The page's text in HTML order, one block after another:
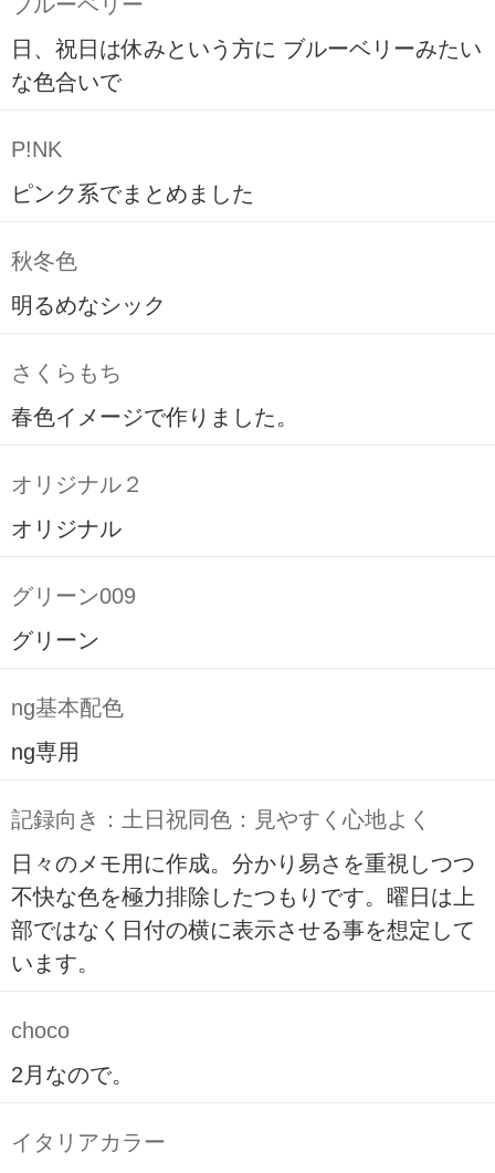
日、祝日は休みという方に ブルーベリーみたい
な色合いで
P!NK
ピンク系でまとめました
秋冬色
明るめなシック
さくらもち
春色イメージで作りました。
オリジナル２
オリジナル
グリーン009
グリーン
ng基本配色
ng専用
記録向き：土日祝同色：見やすく心地よく
日々のメモ用に作成。分かり易さを重視しつつ
不快な色を極力排除したつもりです。曜日は上
部ではなく日付の横に表示させる事を想定して
います。
choco
2月なので。
イタリアカラー